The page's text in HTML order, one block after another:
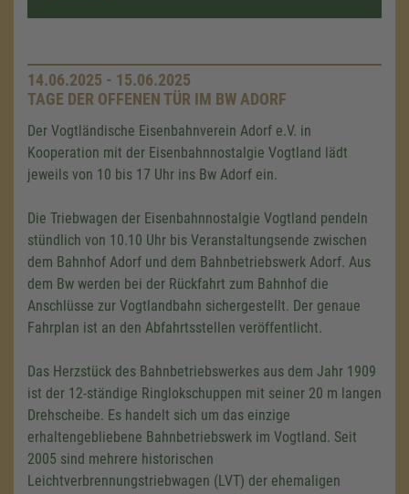
14.06.2025 - 15.06.2025
TAGE DER OFFENEN TÜR IM BW ADORF
Der Vogtländische Eisenbahnverein Adorf e.V. in
Kooperation mit der Eisenbahnnostalgie Vogtland lädt
jeweils von 10 bis 17 Uhr ins Bw Adorf ein.
Die Triebwagen der Eisenbahnnostalgie Vogtland pendeln
stündlich von 10.10 Uhr bis Veranstaltungsende zwischen
dem Bahnhof Adorf und dem Bahnbetriebswerk Adorf. Aus
dem Bw werden bei der Rückfahrt zum Bahnhof die
Anschlüsse zur Vogtlandbahn sichergestellt. Der genaue
Fahrplan ist an den Abfahrtsstellen veröffentlicht.
Das Herzstück des Bahnbetriebswerkes aus dem Jahr 1909
ist der 12-ständige Ringlokschuppen mit seiner 20 m langen
Drehscheibe. Es handelt sich um das einzige
erhaltengebliebene Bahnbetriebswerk im Vogtland. Seit
2005 sind mehrere historischen
Leichtverbrennungstriebwagen (LVT) der ehemaligen